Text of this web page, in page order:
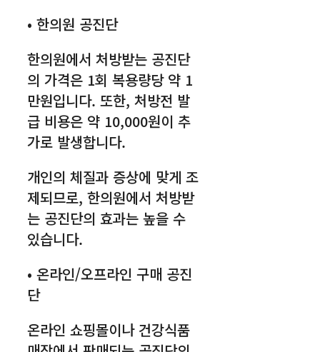
• 한의원 공진단
한의원에서 처방받는 공진단
의 가격은 1회 복용량당 약 1
만원입니다. 또한, 처방전 발
급 비용은 약 10,000원이 추
가로 발생합니다.
개인의 체질과 증상에 맞게 조
제되므로, 한의원에서 처방받
는 공진단의 효과는 높을 수
있습니다.
• 온라인/오프라인 구매 공진
단
온라인 쇼핑몰이나 건강식품